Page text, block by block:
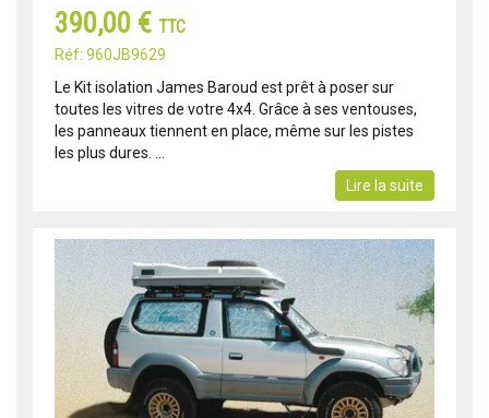
390,00 € TTC
Réf: 960JB9629
Le Kit isolation James Baroud est prêt à poser sur
toutes les vitres de votre 4x4. Grâce à ses ventouses,
les panneaux tiennent en place, même sur les pistes
les plus dures. ...
Lire la suite